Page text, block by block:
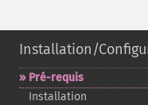
Installation/
Pré-​requis
Installation